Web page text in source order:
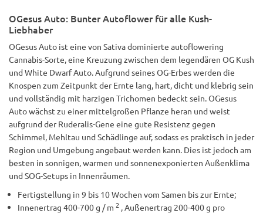
OGesus Auto: Bunter Autoflower für alle Kush-
Liebhaber
OGesus Auto ist eine von Sativa dominierte autoflowering
Cannabis-Sorte, eine Kreuzung zwischen dem legendären OG Kush
und White Dwarf Auto. Aufgrund seines OG-Erbes werden die
Knospen zum Zeitpunkt der Ernte lang, hart, dicht und klebrig sein
und vollständig mit harzigen Trichomen bedeckt sein. OGesus
Auto wächst zu einer mittelgroßen Pflanze heran und weist
aufgrund der Ruderalis-Gene eine gute Resistenz gegen
Schimmel, Mehltau und Schädlinge auf, sodass es praktisch in jeder
Region und Umgebung angebaut werden kann. Dies ist jedoch am
besten in sonnigen, warmen und sonnenexponierten Außenklima
und SOG-Setups in Innenräumen.
Fertigstellung in 9 bis 10 Wochen vom Samen bis zur Ernte;
Innenertrag 400-700 g / m 2 , Außenertrag 200-400 g pro